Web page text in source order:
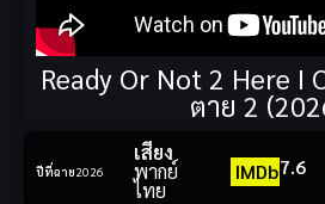
Ready Or Not 2 Here I
ตาย 2
ปีที่ฉาย2026
เสียง
พากย์
ไทย
IMDb7.6